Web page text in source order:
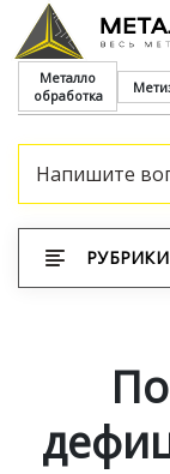
Металло
обработка
РУБРИКИ